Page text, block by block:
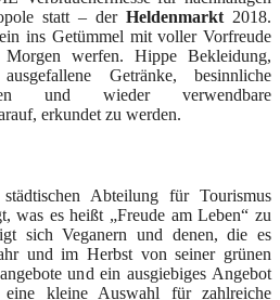
statt – der Heldenmarkt 2018.
ins Getümmel mit voller Vorfreude
werfen. Hippe Bekleidung,
Getränke, besinnliche
und wieder verwendbare
erkundet zu werden.
Abteilung für Tourismus
was es heißt „Freude am Leben“ zu
sich Veganern und denen, die es
und im Herbst von seiner grünen
und ein ausgiebiges Angebot
kleine Auswahl für zahlreiche